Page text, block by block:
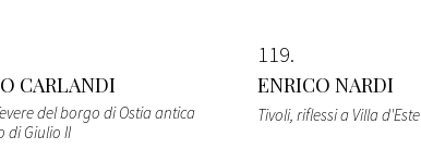
CARLANDI
del borgo di Ostia antica
di Giulio II
119
ENRICO NARDI
Tivoli, riflessi a Villa d'Este